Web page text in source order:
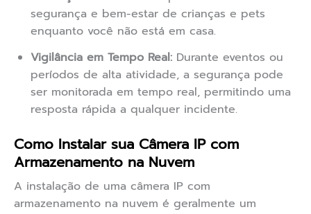
segurança e bem-estar de crianças e pets
enquanto você não está em casa.
Vigilância em Tempo Real: Durante eventos ou
períodos de alta atividade, a segurança pode
ser monitorada em tempo real, permitindo uma
resposta rápida a qualquer incidente.
Como Instalar sua Câmera IP com
Armazenamento na Nuvem
A instalação de uma câmera IP com
armazenamento na nuvem é geralmente um